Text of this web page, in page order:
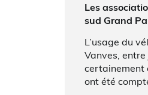
Les
sud Grand
L’usage du
Vanves,
certainement
ont été